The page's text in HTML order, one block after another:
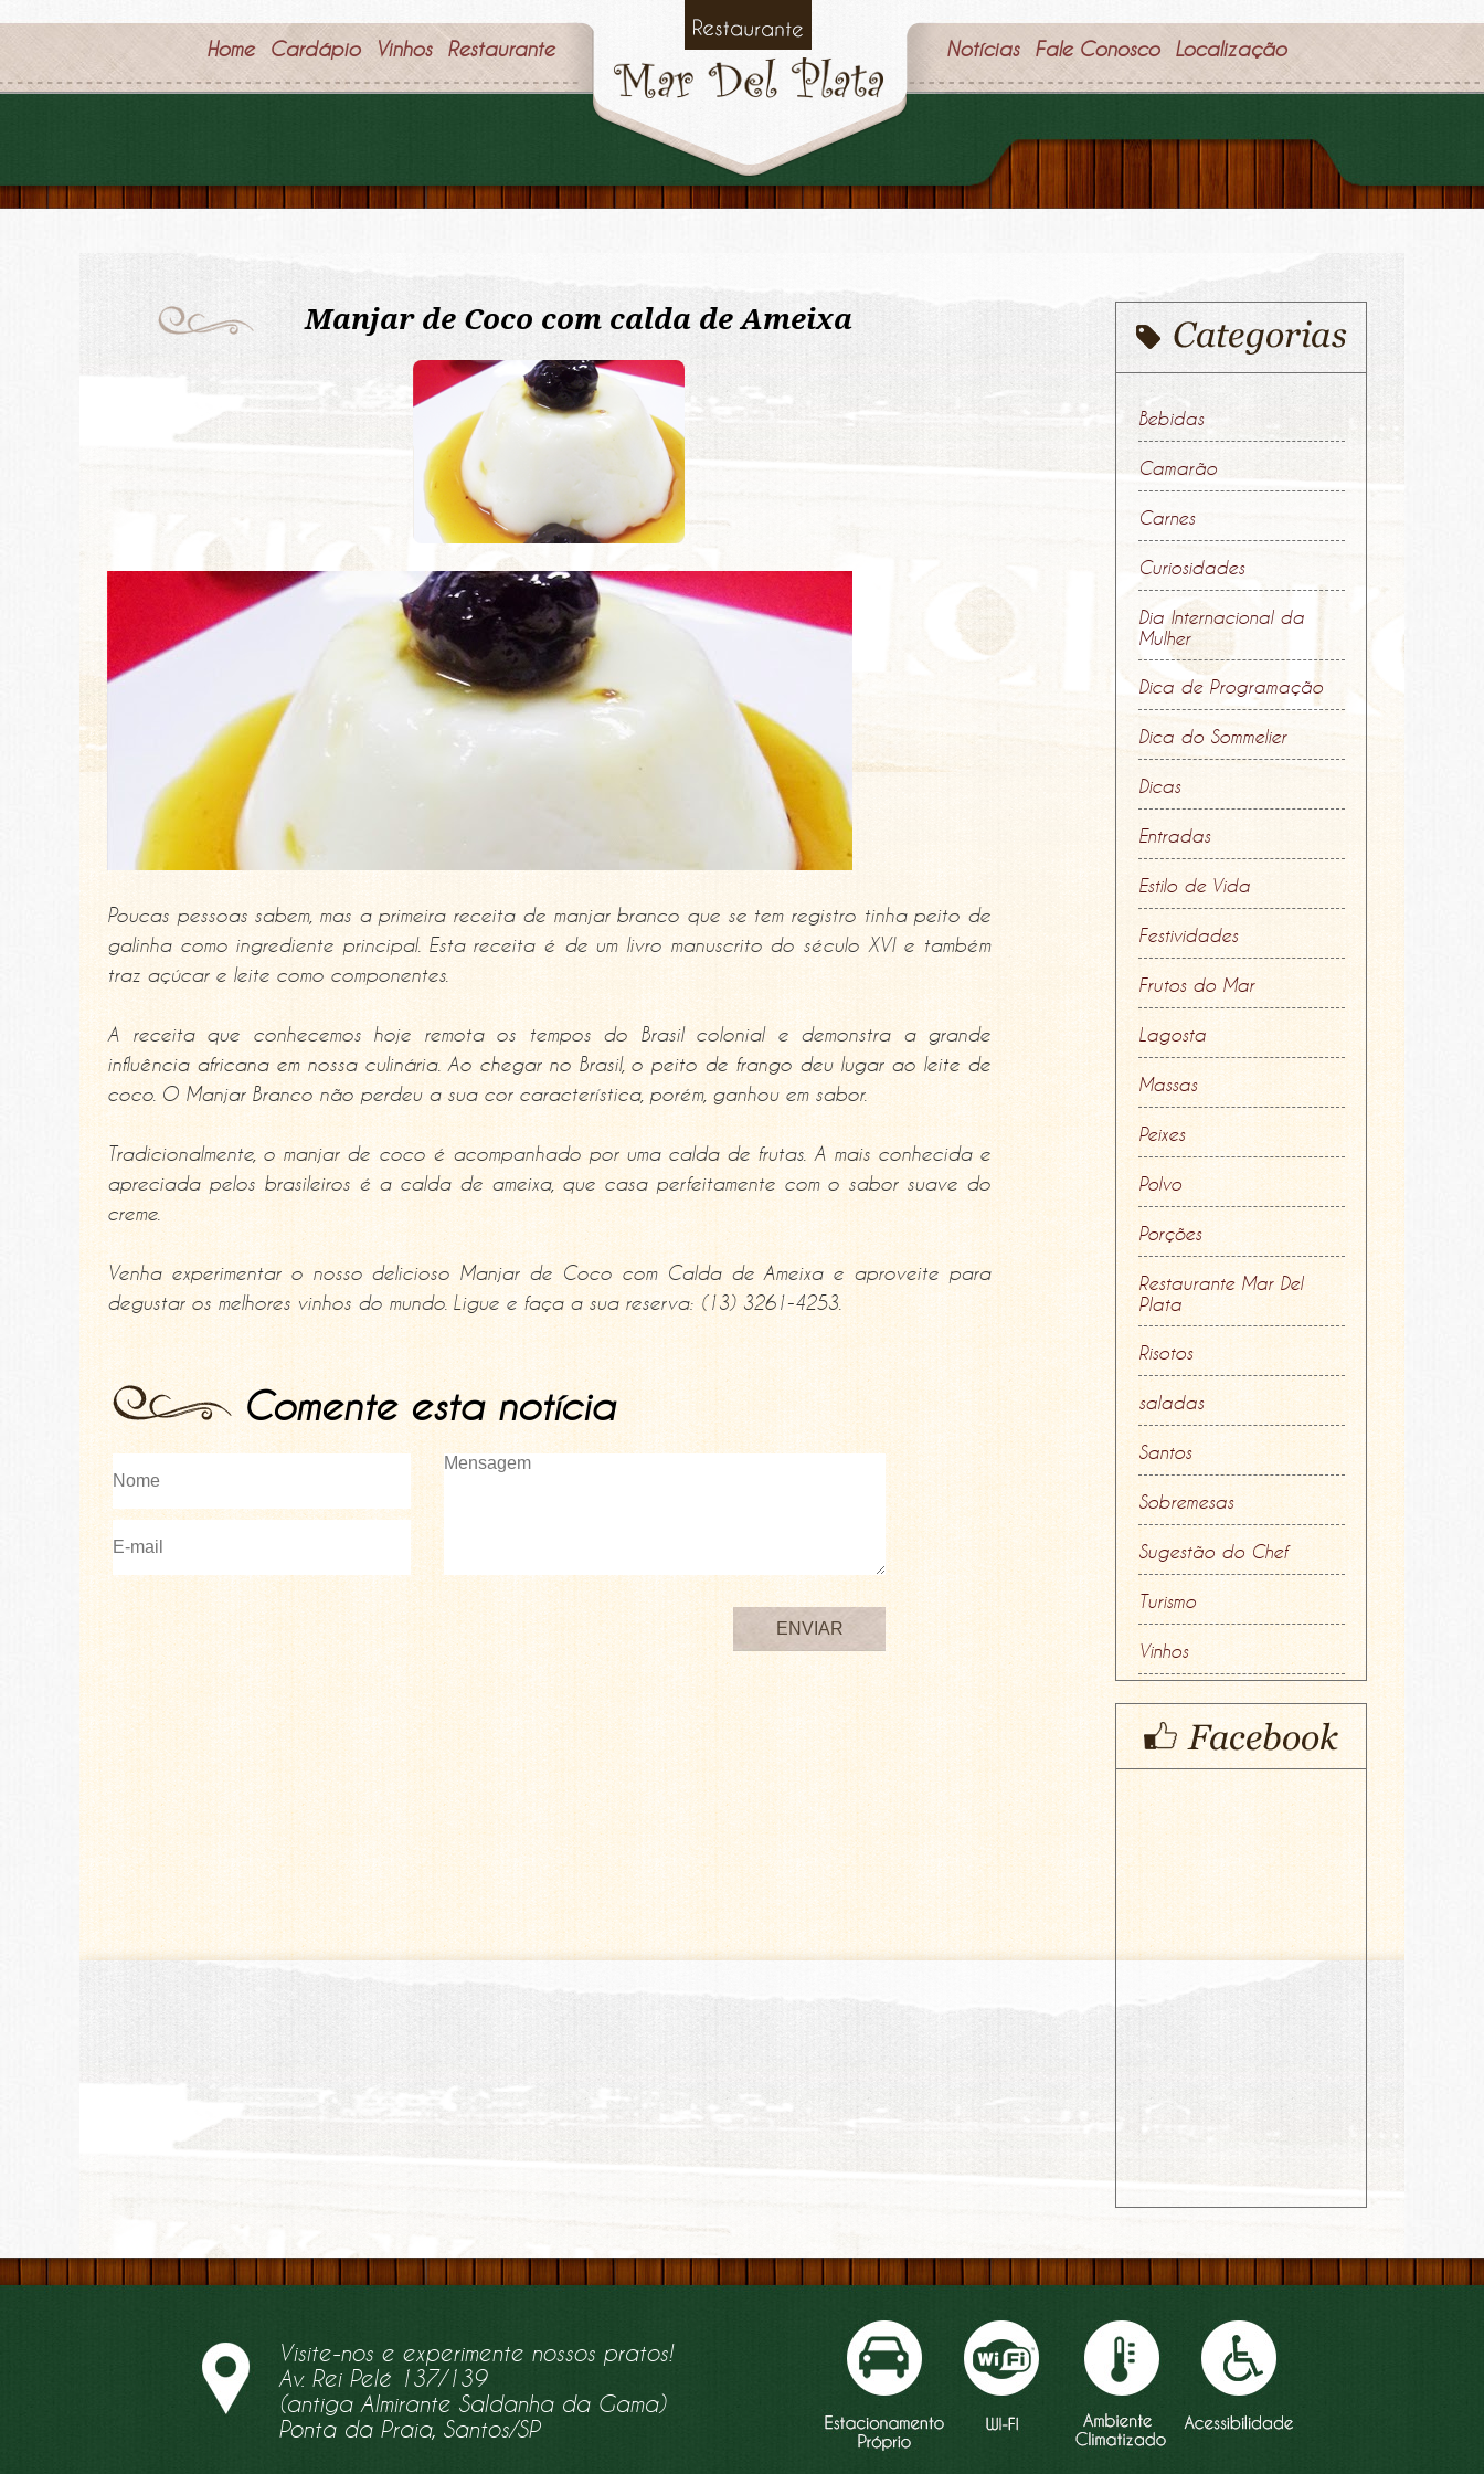
Home Cardápio Vinhos Restaurante Notícias Fale Conosco Localização
Manjar de Coco com calda de Ameixa
Poucas pessoas sabem, mas a primeira receita de manjar branco que se tem registro tinha peito de
galinha como ingrediente principal. Esta receita é de um livro manuscrito do século XVI e também
traz açúcar e leite como componentes.
A receita que conhecemos hoje remota os tempos do Brasil colonial e demonstra a grande
influência africana em nossa culinária. Ao chegar no Brasil, o peito de frango deu lugar ao leite de
coco. O Manjar Branco não perdeu a sua cor característica, porém, ganhou em sabor.
Tradicionalmente, o manjar de coco é acompanhado por uma calda de frutas. A mais conhecida e
apreciada pelos brasileiros é a calda de ameixa, que casa perfeitamente com o sabor suave do
creme.
Venha experimentar o nosso delicioso Manjar de Coco com Calda de Ameixa e aproveite para
degustar os melhores vinhos do mundo. Ligue e faça a sua reserva: (13) 3261-4253.
Comente esta notícia
Bebidas
Camarão
Carnes
Curiosidades
Dia Internacional da
Mulher
Dica de Programação
Dica do Sommelier
Dicas
Entradas
Estilo de Vida
Festividades
Frutos do Mar
Lagosta
Massas
Peixes
Polvo
Porções
Restaurante Mar Del
Plata
Risotos
saladas
Santos
Sobremesas
Sugestão do Chef
Turismo
Vinhos
Visite-nos e experimente nossos pratos!
Av. Rei Pelé 137/139
(antiga Almirante Saldanha da Gama)
Ponta da Praia, Santos/SP